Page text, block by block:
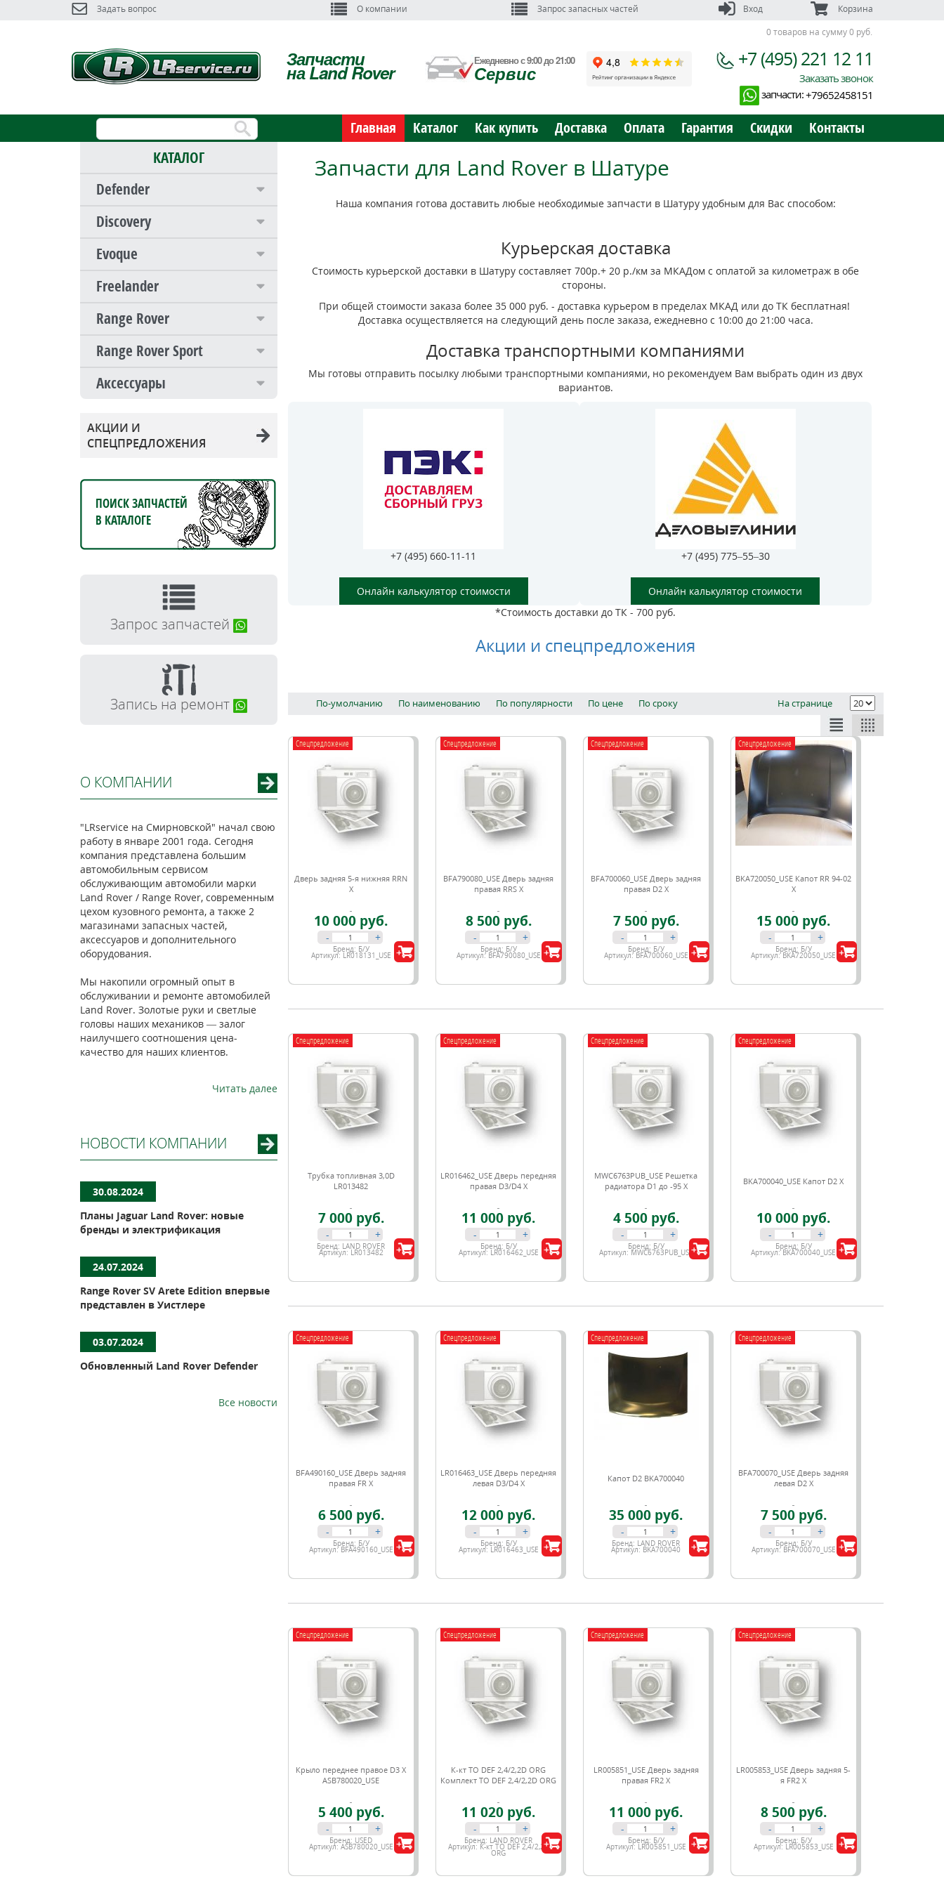
Задать вопрос О компании Запрос запасных частей
Корзина
0 товаров на сумму 0 руб.
Вход
Запчасти
на Land Rover
Ежедневно с 9:00 до 21:00
Сервис
+7 (495) 221 12 11
Заказать звонок
запчасти:+79652458151
Главная Каталог Как купить Доставка Оплата Гарантия Скидки Контакты
КАТАЛОГ
Defender
Discovery
Evoque
Freelander
Range Rover
Range Rover Sport
Аксессуары
АКЦИИ И
СПЕЦПРЕДЛОЖЕНИЯ
ПОИСК ЗАПЧАСТЕЙ
В КАТАЛОГЕ
Запрос запчастей
Запись на ремонт
О КОМПАНИИ
"LRservice на Смирновской" начал свою
работу в январе 2001 года. Сегодня
компания представлена большим
автомобильным сервисом
обслуживающим автомобили марки
Land Rover / Range Rover, современным
цехом кузовного ремонта, а также 2
магазинами запасных частей,
аксессуаров и дополнительного
оборудования.
Мы накопили огромный опыт в
обслуживании и ремонте автомобилей
Land Rover. Золотые руки и светлые
головы наших механиков — залог
наилучшего соотношения цена-
качество для наших клиентов.
Читать далее
НОВОСТИ КОМПАНИИ
30.08.2024
Планы Jaguar Land Rover: новые
бренды и электрификация
24.07.2024
Range Rover SV Arete Edition впервые
представлен в Уистлере
03.07.2024
Обновленный Land Rover Defender
Все новости
Запчасти для Land Rover в Шатуре
Наша компания готова доставить любые необходимые запчасти в Шатуру удобным для Вас способом:
Курьерская доставка
Стоимость курьерской доставки в Шатуру составляет 700р.+ 20 р./км за МКАДом с оплатой за километраж в обе
стороны.
При общей стоимости заказа более 35 000 руб. - доставка курьером в пределах МКАД или до ТК бесплатная!
Доставка осуществляется на следующий день после заказа, ежедневно с 10:00 до 21:00 часа.
Доставка транспортными компаниями
Мы готовы отправить посылку любыми транспортными компаниями, но рекомендуем Вам выбрать один из двух
вариантов.
+7 (495) 660-11-11
Онлайн калькулятор стоимости
+7 (495) 775–55–30
Онлайн калькулятор стоимости
*Стоимость доставки до ТК - 700 руб.
Акции и спецпредложения
По-умолчанию По наименованию По популярности По цене По сроку На странице
Спецпредложение
Дверь задняя 5-я нижняя RRN
X
10 000 руб.
- +
Бренд: Б/У
Артикул: LR018131_USE
Спецпредложение
BFA790080_USE Дверь задняя
правая RRS X
8 500 руб.
- +
Бренд: Б/У
Артикул: BFA790080_USE
Спецпредложение
BFA700060_USE Дверь задняя
правая D2 X
7 500 руб.
- +
Бренд: Б/У
Артикул: BFA700060_USE
Спецпредложение
BKA720050_USE Капот RR 94-02
X
15 000 руб.
- +
Бренд: Б/У
Артикул: BKA720050_USE
Спецпредложение
Трубка топливная 3,0D
LR013482
7 000 руб.
- +
Бренд: LAND ROVER
Артикул: LR013482
Спецпредложение
LR016462_USE Дверь передняя
правая D3/D4 Х
11 000 руб.
- +
Бренд: Б/У
Артикул: LR016462_USE
Спецпредложение
MWC6763PUB_USE Решетка
радиатора D1 до -95 X
4 500 руб.
- +
Бренд: Б/У
Артикул: MWC6763PUB_USE
Спецпредложение
BKA700040_USE Капот D2 X
10 000 руб.
- +
Бренд: Б/У
Артикул: BKA700040_USE
Спецпредложение
BFA490160_USE Дверь задняя
правая FR X
6 500 руб.
- +
Бренд: Б/У
Артикул: BFA490160_USE
Спецпредложение
LR016463_USE Дверь передняя
левая D3/D4 Х
12 000 руб.
- +
Бренд: Б/У
Артикул: LR016463_USE
Спецпредложение
Капот D2 BKA700040
35 000 руб.
- +
Бренд: LAND ROVER
Артикул: BKA700040
Спецпредложение
BFA700070_USE Дверь задняя
левая D2 X
7 500 руб.
- +
Бренд: Б/У
Артикул: BFA700070_USE
Спецпредложение
Крыло переднее правое D3 X
ASB780020_USE
5 400 руб.
- +
Бренд: USED
Артикул: ASB780020_USE
Спецпредложение
К-кт ТО DEF 2,4/2,2D ORG
Комплект ТО DEF 2,4/2,2D ORG
11 020 руб.
- +
Бренд: LAND ROVER
Артикул: К-кт ТО DEF 2,4/2,2D
ORG
Спецпредложение
LR005851_USE Дверь задняя
правая FR2 X
11 000 руб.
- +
Бренд: Б/У
Артикул: LR005851_USE
Спецпредложение
LR005853_USE Дверь задняя 5-
я FR2 X
8 500 руб.
- +
Бренд: Б/У
Артикул: LR005853_USE